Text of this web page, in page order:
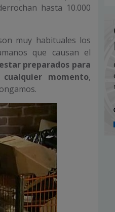
hasta 10.000
muy habituales los
que causan el
estar preparados para
momento,